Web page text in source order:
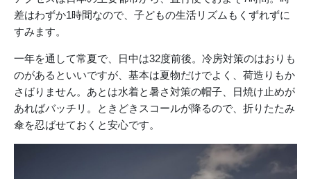
差はわずか1時間なので、子どもの生活リズムもくずれずに
すみます。
一年を通して常夏で、日中は32度前後。冷房対策のはおりも
のがあるといいですが、基本は夏物だけでよく、荷造りもか
さばりません。あとは水着と暑さ対策の帽子、日焼け止めが
あればバッチリ。ときどきスコールが降るので、折りたたみ
傘を忍ばせておくと安心です。